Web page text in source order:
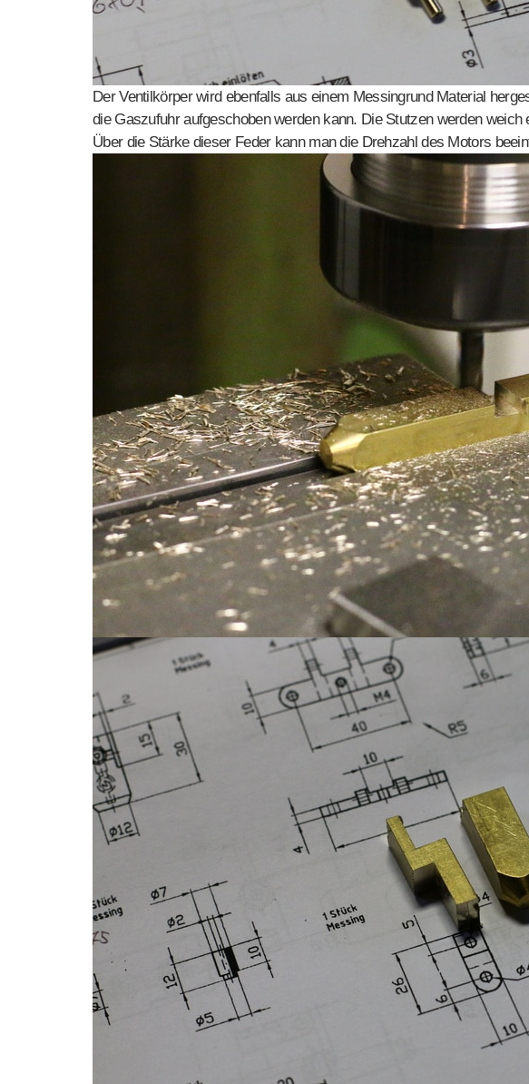
Der Ventilkörper wird ebenfalls aus einem Messingrund Material
die Gaszufuhr aufgeschoben werden kann. Die Stutzen werden
Über die Stärke dieser Feder kann man die Drehzahl des Motors